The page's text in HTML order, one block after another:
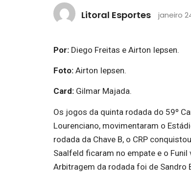
Litoral Esportes janeiro
Por:Diego Freitas e Airton Iepsen.
Foto:Airton Iepsen.
Card:Gilmar Majada.
Os jogos da quinta rodada do 59º
Lourenciano, movimentaram o
rodada da Chave B, o CRP
Saalfeld ficaram no empate e o
Arbitragem da rodada foi de Sandro